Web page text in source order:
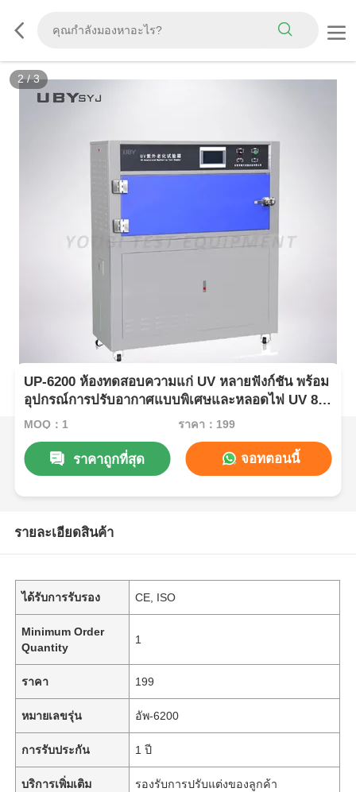
3/3
UP-6200 ห้องทดสอบความแก่ UV หลายฟังก์ชัน พร้อม
อุปกรณ์การปรับอากาศแบบพิเศษและหลอดไฟ UV 8
หลอด
MOQ：1 ราคา：199
ราคาถูกที่สุด จอทตอนนี้
รายละเอียดสินค้า
ได้รับการรับรอง CE, ISO
Minimum Order
Quantity
1
ราคา 199
หมายเลขรุ่น อัพ-6200
การรับประกัน 1 ปี
บริการเพิ่มเติม รองรับการปรับแต่งของลูกค้า